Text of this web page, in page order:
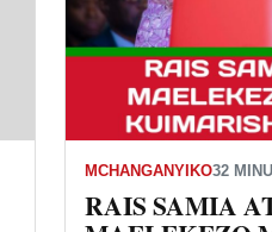
MCHANGANYIKO32
RAIS SAMIA